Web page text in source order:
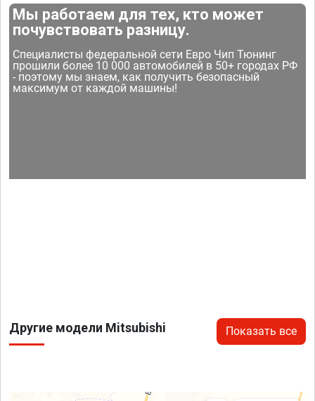
Мы работаем для тех, кто может
почувствовать разницу.
Специалисты федеральной сети Евро Чип Тюнинг
прошили более 10 000 автомобилей в 50+ городах РФ
- поэтому мы знаем, как получить безопасный
максимум от каждой машины!
Другие модели Mitsubishi Показать все